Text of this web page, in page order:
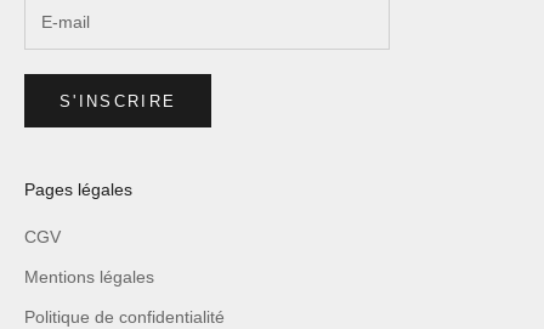
S'INSCRIRE
Pages légales
CGV
Mentions légales
Politique de confidentialité